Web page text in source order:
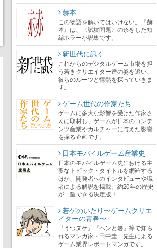
赫本
この物語を解いてはいけない。『赫
本』は、〈試験問題〉の形をした短
編ホラー小説集です。
新世代に訊く
これからのデジタルゲーム市場を担
う若きクリエイター達の姿を追い、
彼らのルーツと情熱を探っていきま
す。
ゲーム世代の作家たち
ゲームに多大な影響を受けた作家さ
んに取材し、ゲームが日本のコンテ
ンツ産業やカルチャーに与えた影響
を探る企画です。
日本モバイルゲーム産業史
日本のモバイルゲーム史における主
要なトピック・タイトルを網羅する
ほか、開発者へのインタビューや識
者による解説を掲載。約20年の歴史
が一望できる決定版！
若ゲのいたり〜ゲームクリエ
イターの青春〜
『うつヌケ』『ペンと箸』等で知ら
れるマンガ家・田中圭一先生による
ゲーム業界レポートマンガです。